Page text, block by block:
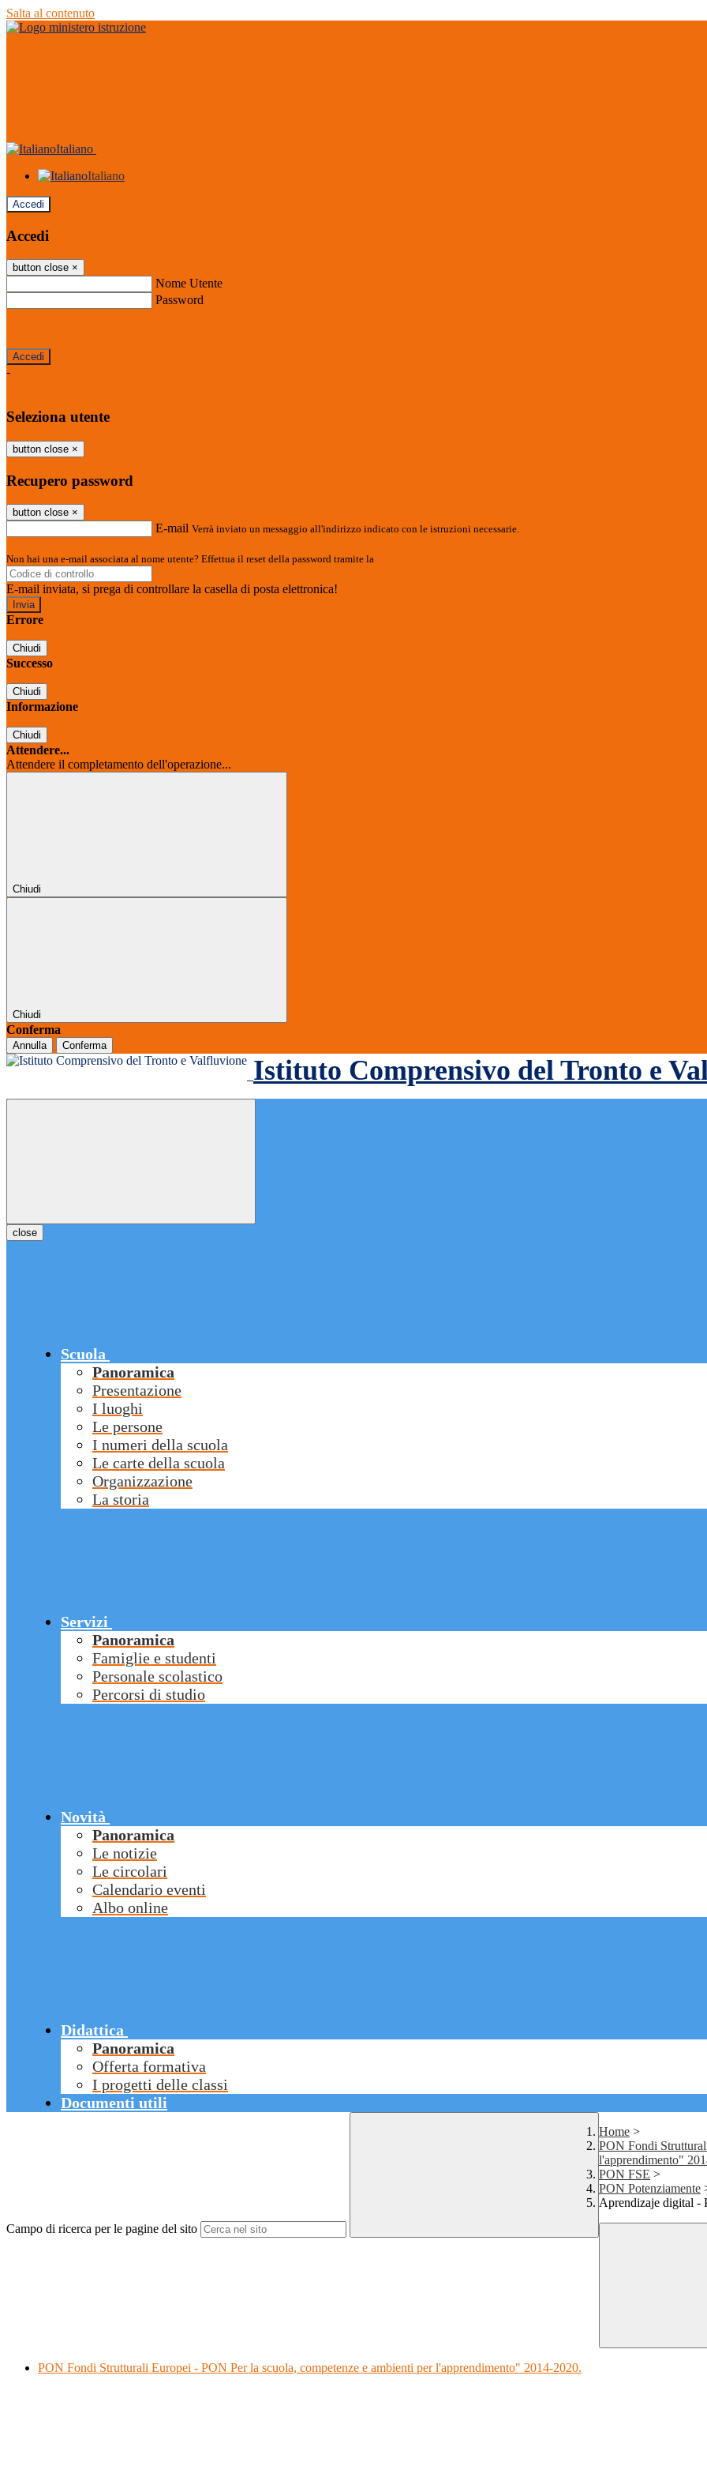
Salta al contenuto
Italiano
Italiano
Accedi
Accedi
button close ×
Nome Utente
Password
-
Seleziona utente
button close ×
Recupero password
button close ×
E-mail Verrà inviato un messaggio all'indirizzo indicato con le istruzioni necessarie.
Non hai una e-mail associata al nome utente? Effettua il reset della password tramite la
E-mail inviata, si prega di controllare la casella di posta elettronica!
Errore
Chiudi
Successo
Chiudi
Informazione
Chiudi
Attendere...
Attendere il completamento dell'operazione...
Chiudi
Chiudi
Conferma
Annulla Conferma
Istituto Comprensivo del Tronto e
close
Scuola
Panoramica
Presentazione
I luoghi
Le persone
I numeri della scuola
Le carte della scuola
Organizzazione
La storia
Servizi
Panoramica
Famiglie e studenti
Personale scolastico
Percorsi di studio
Novità
Panoramica
Le notizie
Le circolari
Calendario eventi
Albo online
Didattica
Panoramica
Offerta formativa
I progetti delle classi
Documenti utili
Campo di ricerca per le pagine del sito
Home >
PON Fondi
l'apprendimento"
PON FSE >
PON Potenziamente
Aprendizaje digital -
PON Fondi Strutturali Europei - PON Per la scuola, competenze e ambienti per l'apprendimento" 2014-2020.